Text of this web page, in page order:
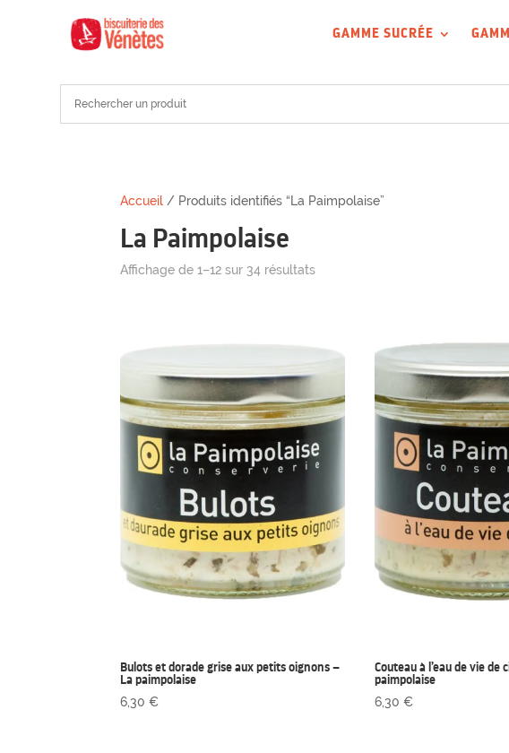
GAMME SUCRÉE
Accueil / Produits identifiés “La Paimpolaise”
La Paimpolaise
Affichage de 1–12 sur 34 résultats
Bulots et dorade grise aux petits oignons –
La paimpolaise
6,30€
Couteau à l’eau de vie de
paimpolaise
6,30€